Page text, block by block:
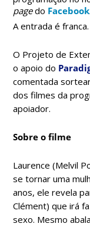
pagedo Facebook.
A entrada é franca.
O Projeto de
o apoio do
comentada
dos filmes da
apoiador.
Sobre o filme
Laurence (Melvil
se tornar uma
anos, ele revela
Clément) que irá
sexo. Mesmo